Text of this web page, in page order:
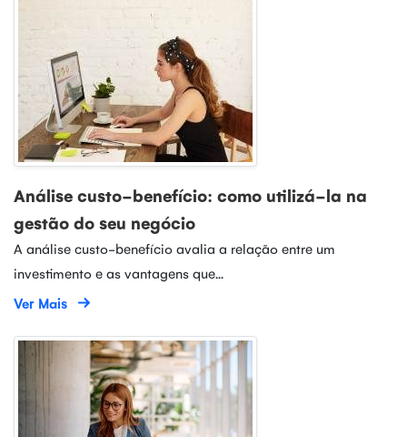
Análise custo-benefício: como utilizá-la na
gestão do seu negócio
A análise custo-benefício avalia a relação entre um
investimento e as vantagens que...
Ver Mais